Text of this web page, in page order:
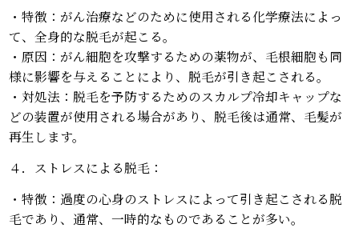
・特徴：がん治療などのために使用される化学療法によっ
て、全身的な脱毛が起こる。
・原因：がん細胞を攻撃するための薬物が、毛根細胞も同
様に影響を与えることにより、脱毛が引き起こされる。
・対処法：脱毛を予防するためのスカルプ冷却キャップな
どの装置が使用される場合があり、脱毛後は通常、毛髪が
再生します。
４．ストレスによる脱毛：
・特徴：過度の心身のストレスによって引き起こされる脱
毛であり、通常、一時的なものであることが多い。